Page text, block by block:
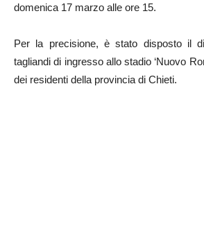
domenica 17 marzo alle ore 15.
Per la precisione, è stato disposto il
tagliandi di ingresso allo stadio ‘Nuovo
dei residenti della provincia di Chieti.